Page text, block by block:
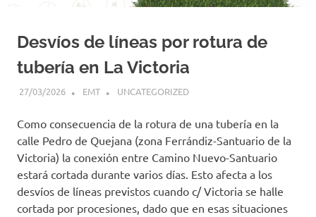
Desvíos de líneas por rotura de
tubería en La Victoria
27/03/2026 EMT UNCATEGORIZED
Como consecuencia de la rotura de una tubería en la
calle Pedro de Quejana (zona Ferrándiz-Santuario de la
Victoria) la conexión entre Camino Nuevo-Santuario
estará cortada durante varios días. Esto afecta a los
desvíos de líneas previstos cuando c/ Victoria se halle
cortada por procesiones, dado que en esas situaciones